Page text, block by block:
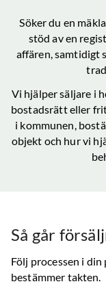
Söker du en
stöd av en
affären, samtidigt
Vi hjälper säljare i
bostadsrätt eller
i kommunen,
objekt och hur vi
Så går
Följ processen i
bestämmer takten.